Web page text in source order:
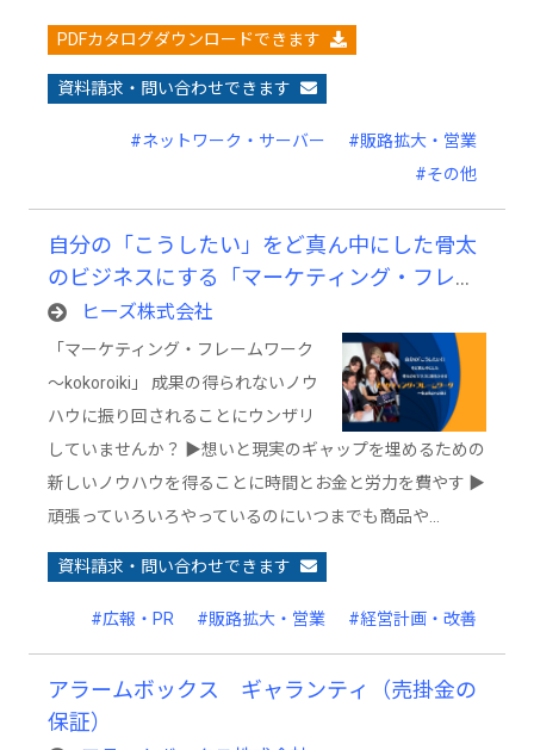
PDFカタログダウンロードできます
資料請求・問い合わせできます
#ネットワーク・サーバー
#販路拡大・営業
#その他
自分の「こうしたい」をど真ん中にした骨太
のビジネスにする「マーケティング・フレー
ムワーク～kokoroiki」
ヒーズ株式会社
「マーケティング・フレームワーク
～kokoroiki」 成果の得られないノウ
ハウに振り回されることにウンザリ
していませんか？ ▶想いと現実のギャップを埋めるための
新しいノウハウを得ることに時間とお金と労力を費やす ▶
頑張っていろいろやっているのにいつまでも商品や…
資料請求・問い合わせできます
#広報・PR #販路拡大・営業 #経営計画・改善
アラームボックス ギャランティ（売掛金の
保証）